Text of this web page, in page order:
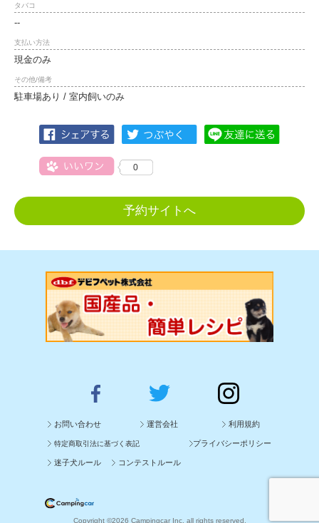
タバコ
--
支払い方法
現金のみ
その他/備考
駐車場あり / 室内飼いのみ
0
予約サイトへ
お問い合わせ 運営会社 利用規約
特定商取引法に基づく表記 プライバシーポリシー
迷子犬ルール コンテストルール
Copyright ©2026 Campingcar Inc. all rights reserved.